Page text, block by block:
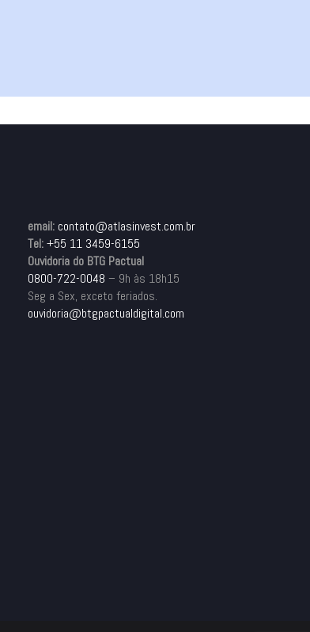
email: contato@atlasinvest.com.br
Tel:+55 11 3459-6155
Ouvidoria do BTG Pactual
0800-722-0048 – 9h às 18h15
Seg a Sex, exceto feriados.
ouvidoria@btgpactualdigital.com